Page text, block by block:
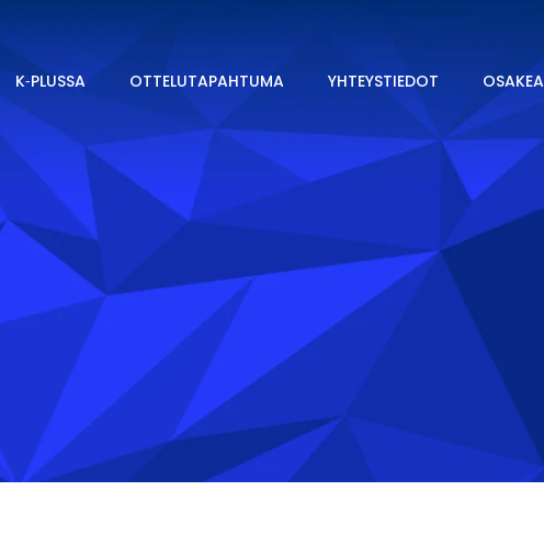
K‑PLUSSA OTTELUTAPAHTUMA YHTEYSTIEDOT